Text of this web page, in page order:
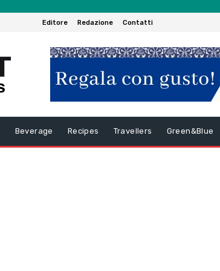
Editore Redazione Contatti
Beverage Recipes Travellers Green&Blue